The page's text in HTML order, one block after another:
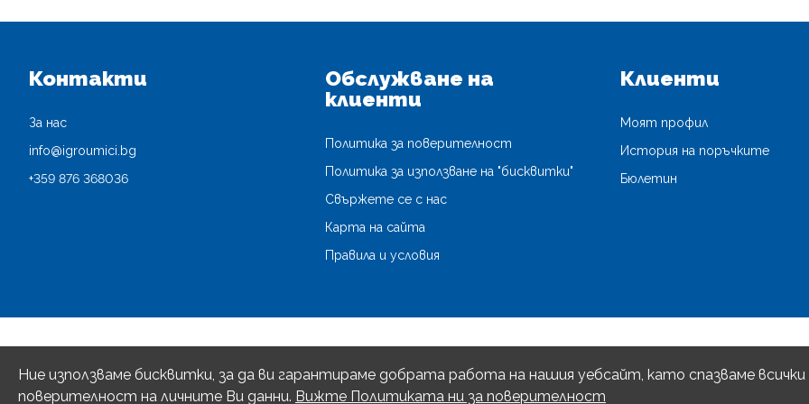
Ние използваме бисквитки, за да ви гарантираме добрата работа на нашия уебсайт, като спазваме
поверителност на личните Ви данни. Вижте Политиката ни за поверителност
Контакти
За нас
info@igroumici.bg
+359 876 368036
Обслужване на
клиенти
Политика за поверителност
Политика за използване на "бисквитки"
Свържете се с нас
Карта на сайта
Правила и условия
Клиенти
Моят профил
История на поръчките
Бюлетин